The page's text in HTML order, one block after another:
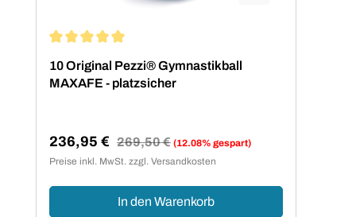
10 Original Pezzi® Gymnastikball
MAXAFE - platzsicher
Verkaufspreis:
236,95 € Regulärer Preis:
269,50 € (12.08% gespart)
Preise inkl. MwSt. zzgl. Versandkosten
In den Warenkorb